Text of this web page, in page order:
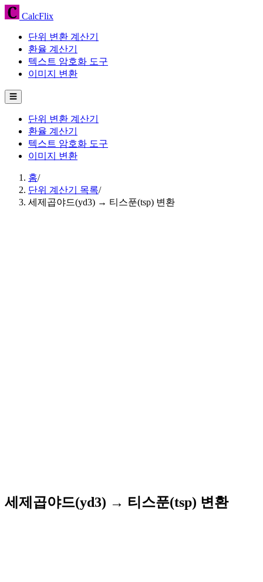
CalcFlix
단위 변환 계산기
환율 계산기
텍스트 암호화 도구
이미지 변환
☰
단위 변환 계산기
환율 계산기
텍스트 암호화 도구
이미지 변환
홈/
단위 계산기 목록/
세제곱야드(yd3) → 티스푼(tsp) 변환
세제곱야드(yd3) → 티스푼(tsp) 변환